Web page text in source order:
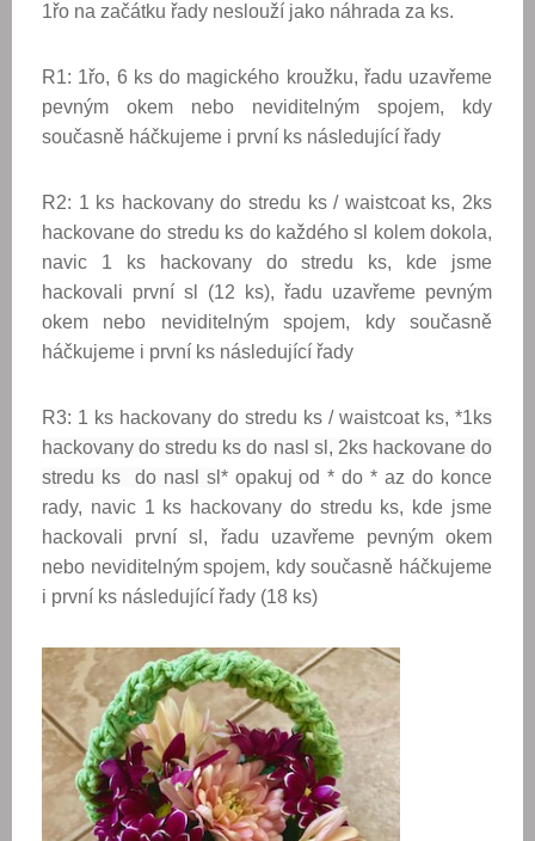
1řo na začátku řady neslouží jako náhrada za ks.
R1: 1řo, 6 ks do magického kroužku, řadu uzavřeme
pevným okem nebo neviditelným spojem, kdy
současně háčkujeme i první ks následující řady
R2: 1 ks hackovany do stredu ks / waistcoat ks, 2ks
hackovane do stredu ks do každého sl kolem dokola,
navic 1 ks hackovany do stredu ks, kde jsme
hackovali první sl (12 ks), řadu uzavřeme pevným
okem nebo neviditelným spojem, kdy současně
háčkujeme i první ks následující řady
R3: 1 ks hackovany do stredu ks / waistcoat ks, *1ks
hackovany do stredu ks do nasl sl, 2ks hackovane do
stredu ks do nasl sl * opakuj od * do * az do konce
rady, navic 1 ks hackovany do stredu ks, kde jsme
hackovali první sl, řadu uzavřeme pevným okem
nebo neviditelným spojem, kdy současně háčkujeme
i první ks následující řady (18 ks)